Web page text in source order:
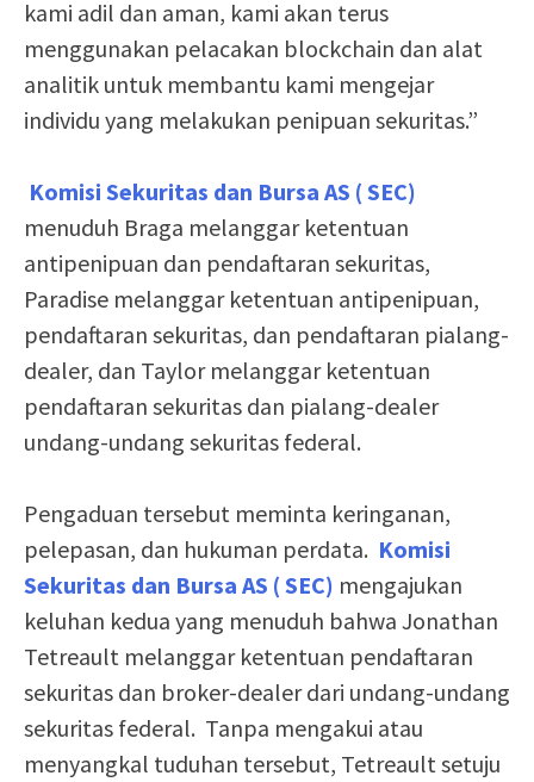
kami adil dan aman, kami akan terus
menggunakan pelacakan blockchain dan alat
analitik untuk membantu kami mengejar
individu yang melakukan penipuan sekuritas.”
Komisi Sekuritas dan Bursa AS ( SEC)
menuduh Braga melanggar ketentuan
antipenipuan dan pendaftaran sekuritas,
Paradise melanggar ketentuan antipenipuan,
pendaftaran sekuritas, dan pendaftaran pialang-
dealer, dan Taylor melanggar ketentuan
pendaftaran sekuritas dan pialang-dealer
undang-undang sekuritas federal.
Pengaduan tersebut meminta keringanan,
pelepasan, dan hukuman perdata. Komisi
Sekuritas dan Bursa AS ( SEC) mengajukan
keluhan kedua yang menuduh bahwa Jonathan
Tetreault melanggar ketentuan pendaftaran
sekuritas dan broker-dealer dari undang-undang
sekuritas federal. Tanpa mengakui atau
menyangkal tuduhan tersebut, Tetreault setuju